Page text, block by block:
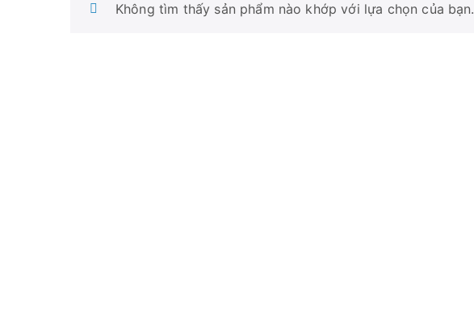
Không tìm thấy sản phẩm nào khớp với lựa chọn của bạn.